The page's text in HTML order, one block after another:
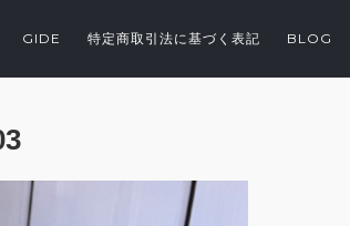
GIDE 特定商取引法に基づく表記 BLOG